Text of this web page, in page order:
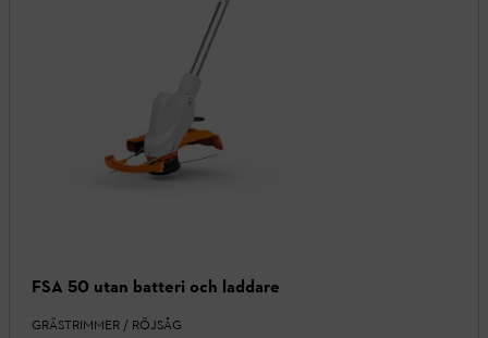
FSA 50 utan batteri och laddare
GRÄSTRIMMER / RÖJSÅG